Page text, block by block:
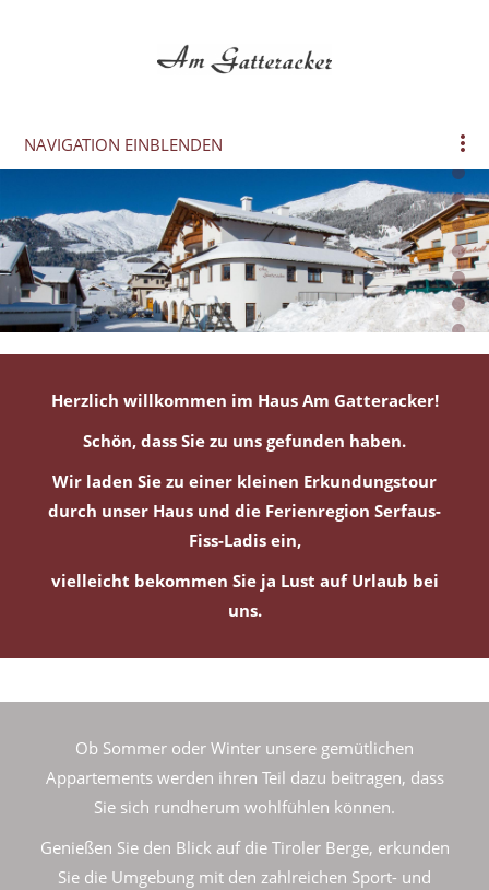
NAVIGATION EINBLENDEN
Herzlich willkommen im Haus Am Gatteracker!
Schön, dass Sie zu uns gefunden haben.
Wir laden Sie zu einer kleinen Erkundungstour
durch unser Haus und die Ferienregion Serfaus-
Fiss-Ladisein,
vielleicht bekommen Sie ja Lust auf Urlaub bei
uns.
Ob Sommer oder Winter unsere gemütlichen
Appartements werden ihren Teil dazu beitragen, dass
Sie sich rundherum wohlfühlen können.
Genießen Sie den Blick auf die Tiroler Berge, erkunden
Sie die Umgebung mit den zahlreichen Sport- und